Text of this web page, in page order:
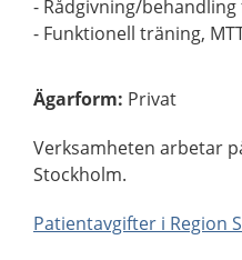
- Rådgivning/
- Funktionell träning,
Ägarform: Privat
Verksamheten arbetar
Stockholm.
Patientavgifter i Region